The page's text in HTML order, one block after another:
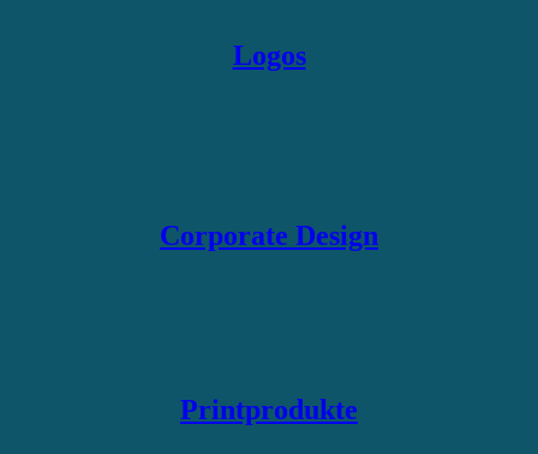
Logos
Corporate Design
Printprodukte